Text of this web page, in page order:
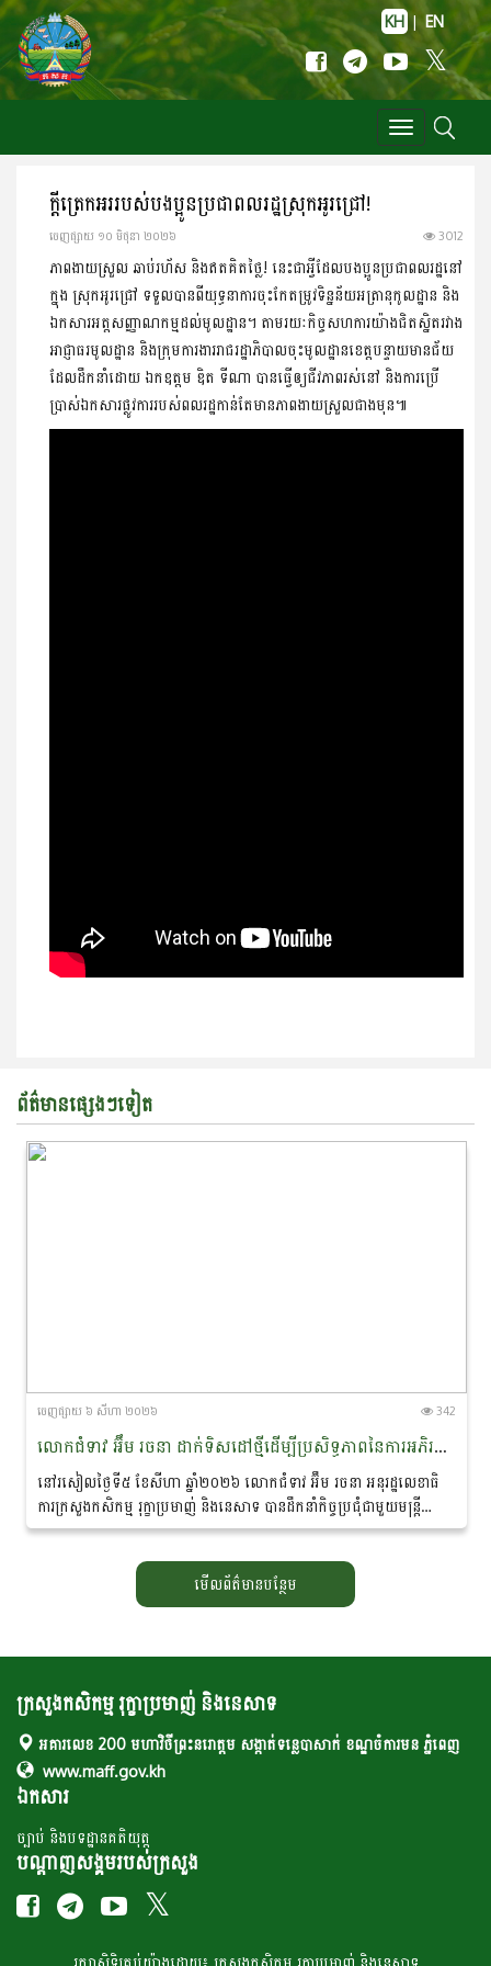
KH | EN
Toggle
navigation
ក្តីត្រេកអររបស់បងប្អូនប្រជាពលរដ្ឋស្រុកអូរជ្រៅ!
ចេញ​ផ្សាយ​ ១០ មិថុនា ២០២៦ 3012
ភាពងាយស្រួល ឆាប់រហ័ស និងឥតគិតថ្លៃ! នេះជាអ្វីដែលបងប្អូនប្រជាពលរដ្ឋនៅ
ក្នុង ស្រុកអូរជ្រៅ ទទួលបានពីយុទ្ធនាការចុះកែតម្រូវទិន្នន័យអត្រានុកូលដ្ឋាន និង
ឯកសារអត្តសញ្ញាណកម្មដល់មូលដ្ឋាន។ តាមរយៈកិច្ចសហការយ៉ាងជិតស្និតរវាង
អាជ្ញាធរមូលដ្ឋាន និងក្រុមការងាររាជរដ្ឋាភិបាលចុះមូលដ្ឋានខេត្តបន្ទាយមានជ័យ
ដែលដឹកនាំដោយ ឯកឧត្តម ឌិត ទីណា បានធ្វើឲ្យជីវភាពរស់នៅ និងការប្រើ
ប្រាស់ឯកសារផ្លូវការរបស់ពលរដ្ឋកាន់តែមានភាពងាយស្រួលជាងមុន៕
ព័ត៌មានផ្សេងៗទៀត
ចេញ​ផ្សាយ​ ៦ សីហា ២០២៦ 342
លោកជំទាវ អ៊ឹម រចនា ដាក់ទិសដៅថ្មីដើម្បីប្រសិទ្ធភាពនៃការអភិរក្ស​ផ្សោត​ទន្លេមេគង្គ និងផ្តាំផ្ញើឱ្យឆ្មាំទន្លេយកចិត្តទុកដាក់លើសុវត្ថិភាព​ពេលចេញល្បាតក្នុងរដូវវស្សា
នៅរសៀលថ្ងៃទី៥ ខែសីហា ឆ្នាំ២០២៦ លោកជំទាវ អ៊ឹម រចនា អនុរដ្ឋ​លេខាធិ
ការក្រសួងកសិកម្ម រុក្ខាប្រមាញ់ និងនេសាទ បានដឹកនាំកិច្ចប្រជុំជាមួយមន្ត្រី
ជំនាញ ដែលមានលោកបណ្ឌិត...
មើលព័ត៌មានបន្ថែម
ក្រសួងកសិកម្ម រុក្ខាប្រមាញ់ និងនេសាទ
អគារលេខ 200 មហាវិថីព្រះនរោត្តម សង្កាត់ទន្លេបាសាក់ ខណ្ឌចំការមន ភ្នំពេញ
www.maff.gov.kh
ឯកសារ
ច្បាប់ និងបទដ្ឋានគតិយុត្ត
បណ្តាញសង្គមរបស់ក្រសួង
រក្សា​​សិទ្ធិគ្រប់​​​យ៉ាង​ដោយ៖ ក្រសួង​កសិកម្ម​ រុក្ខា​ប្រមាញ់​ និង​​នេសាទ